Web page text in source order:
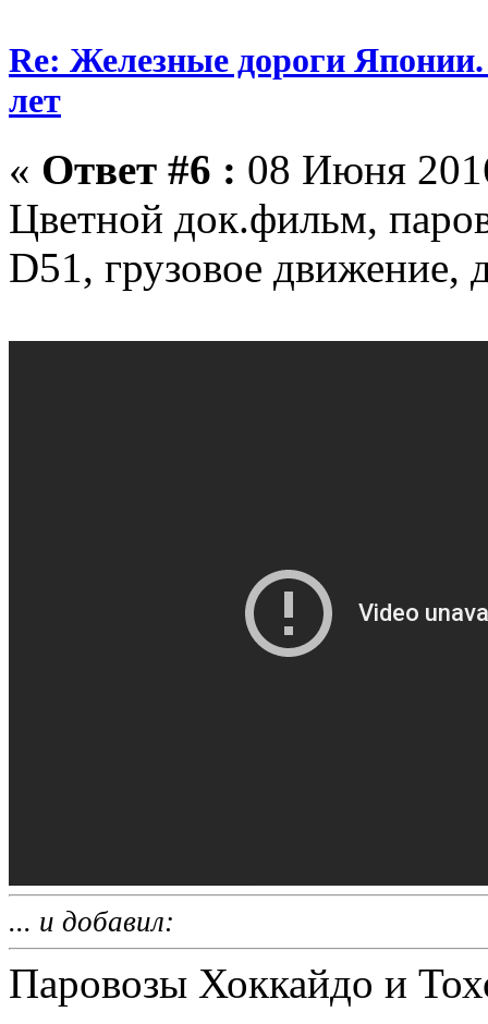
Re: Железные дороги
лет
« Ответ #6 : 08 Июня
Цветной док.фильм,
D51, грузовое движение,
... и добавил:
Паровозы Хоккайдо и